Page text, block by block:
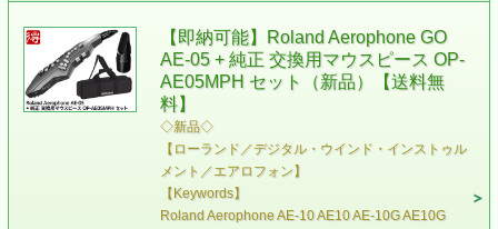
【即納可能】Roland Aerophone GO
AE-05 + 純正 交換用マウスピース OP-
AE05MPH セット（新品）【送料無
料】
◇新品◇
【ローランド／デジタル・ウインド・インストゥル
メント／エアロフォン】
【Keywords】
Roland Aerophone AE-10 AE10 AE-10G AE10G